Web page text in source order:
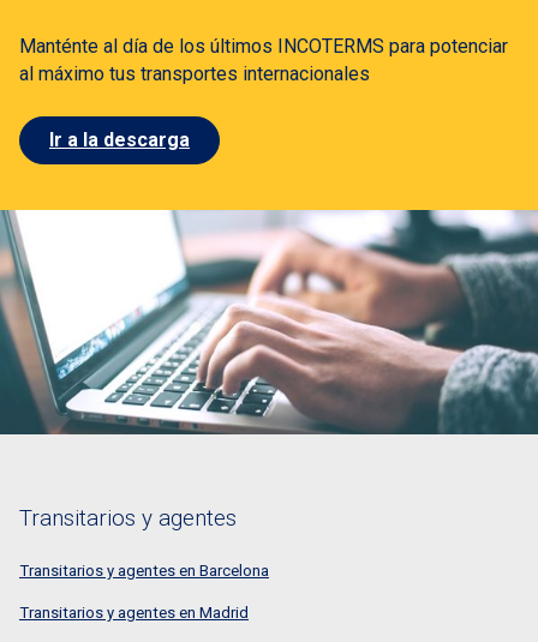
Manténte al día de los últimos INCOTERMS para potenciar
al máximo tus transportes internacionales
Ir a la descarga
Transitarios y agentes
Transitarios y agentes en Barcelona
Transitarios y agentes en Madrid